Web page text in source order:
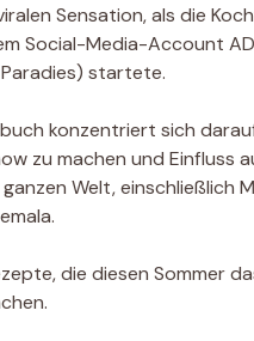
Sensation, als die
Social-Media-Account
startete.
konzentriert sich
zu machen und Einfluss
Welt, einschließlich
die diesen Sommer